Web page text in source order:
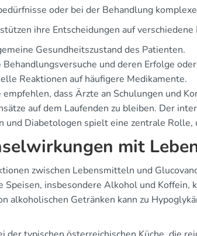
oder bei der Behandlung
ihre Entscheidungen auf
Gesundheitszustand des Patienten.
Behandlungsversuche und deren Erfolge
Reaktionen auf häufigere Medikamente.
empfehlen, dass Ärzte an Schulungen und
auf dem Laufenden zu bleiben. Der
und Diabetologen spielt eine zentrale
mit
zwischen Lebensmitteln und
Speisen, insbesondere Alkohol und
alkoholischen Getränken kann zu